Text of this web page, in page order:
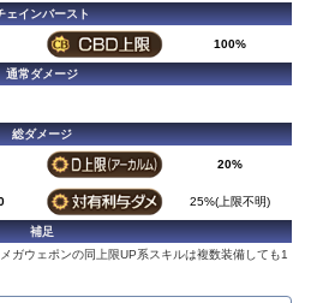
ェインバースト
100%
通常ダメージ
総ダメージ
20%
25%(上限不明)
補足
ガウェポンの同上限UP系スキルは複数装備しても1